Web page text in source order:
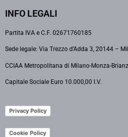
INFO LEGALI
Partita IVA e C.F. 02671760185
Sede legale: Via Trezzo d’Adda 3, 20144 –
CCIAA Metropolitana di Milano-Monza-
Capitale Sociale Euro 10.000,00 I.V.
Privacy Policy
Cookie Policy